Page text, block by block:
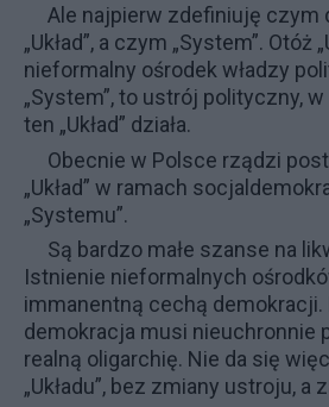
Ale najpierw zdefiniuję czym
„Układ”, a czym „System”. Otóż
nieformalny ośrodek władzy
„System”, to ustrój polityczny,
ten „Układ” działa.
Obecnie w Polsce rządzi
„Układ” w ramach
„Systemu”.
Są bardzo małe szanse na
Istnienie nieformalnych
immanentną cechą demokracji.
demokracja musi nieuchronnie
realną oligarchię. Nie da się
„Układu”, bez zmiany ustroju, a